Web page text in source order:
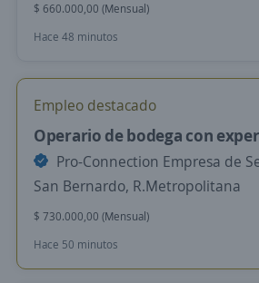
$ 660.000,00 (Mensual)
Hace 48 minutos
Empleo destacado
Operario de bodega con
Pro-Connection Empresa de
San Bernardo, R.Metropolitana
$ 730.000,00 (Mensual)
Hace 50 minutos